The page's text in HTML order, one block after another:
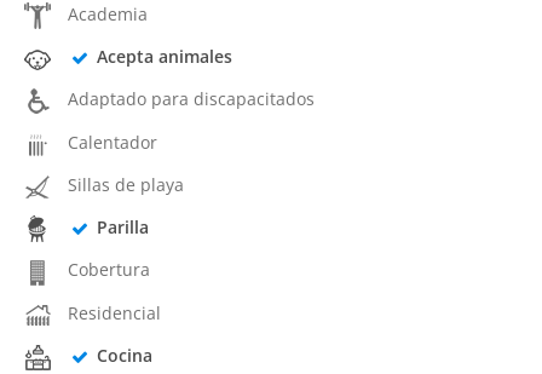
Academia
Acepta animales
Adaptado para discapacitados
Calentador
Sillas de playa
Parilla
Cobertura
Residencial
Cocina